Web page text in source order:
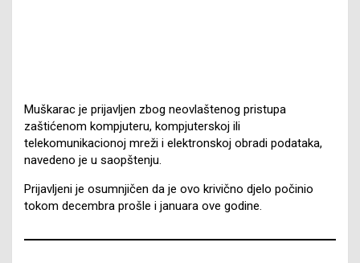
Muškarac je prijavljen zbog neovlaštenog pristupa
zaštićenom kompjuteru, kompjuterskoj ili
telekomunikacionoj mreži i elektronskoj obradi podataka,
navedeno je u saopštenju.
Prijavljeni je osumnjičen da je ovo krivično djelo počinio
tokom decembra prošle i januara ove godine.